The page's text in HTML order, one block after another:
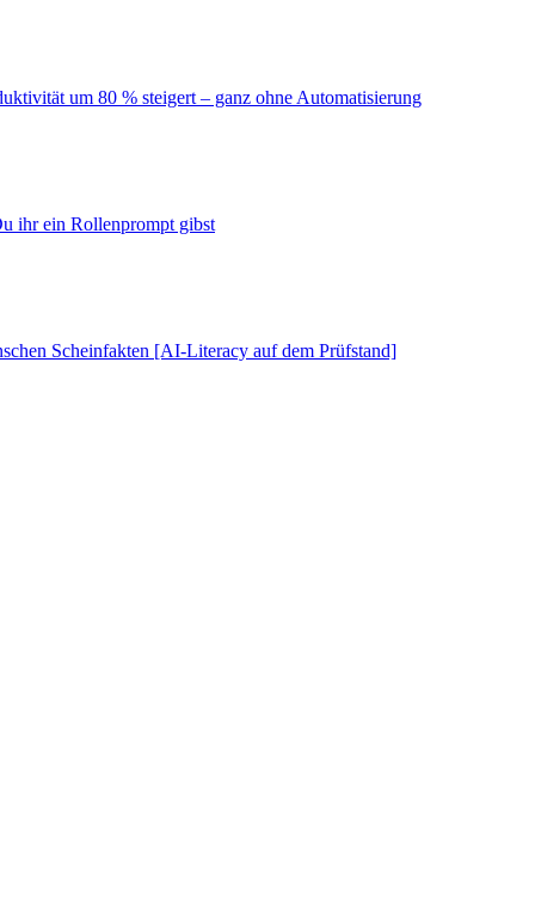
um 80 % steigert – ganz ohne Automatisierung
ihr ein Rollenprompt gibst
Scheinfakten [AI-Literacy auf dem Prüfstand]